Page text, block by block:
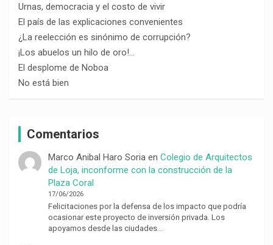
Urnas, democracia y el costo de vivir
El país de las explicaciones convenientes
¿La reelección es sinónimo de corrupción?
¡Los abuelos un hilo de oro!…
El desplome de Noboa
No está bien
Comentarios
Marco Anibal Haro Soriaen Colegio de Arquitectos
de Loja, inconforme con la construcción de la
Plaza Coral
17/06/2026
Felicitaciones por la defensa de los impacto que podría
ocasionar este proyecto de inversión privada. Los
apoyamos desde las ciudades…